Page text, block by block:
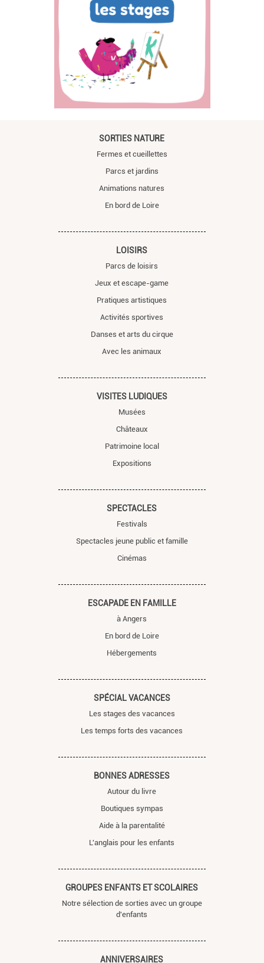
SORTIES NATURE
Fermes et cueillettes
Parcs et jardins
Animations natures
En bord de Loire
LOISIRS
Parcs de loisirs
Jeux et escape-game
Pratiques artistiques
Activités sportives
Danses et arts du cirque
Avec les animaux
VISITES LUDIQUES
Musées
Châteaux
Patrimoine local
Expositions
SPECTACLES
Festivals
Spectacles jeune public et famille
Cinémas
ESCAPADE EN FAMILLE
à Angers
En bord de Loire
Hébergements
SPÉCIAL VACANCES
Les stages des vacances
Les temps forts des vacances
BONNES ADRESSES
Autour du livre
Boutiques sympas
Aide à la parentalité
L'anglais pour les enfants
GROUPES ENFANTS ET SCOLAIRES
Notre sélection de sorties avec un groupe
d'enfants
ANNIVERSAIRES